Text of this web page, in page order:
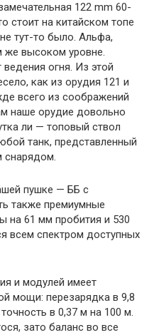
122 mm 60-
стоит на китайском топе
тут-то было. Альфа,
же высоком уровне.
огня. Из этой
как из орудия 121 и
всего из соображений
наше орудие довольно
ли — топовый ствол
танк, представленный
снарядом.
пушке — ББ с
также премиумные
на 61 мм пробития и 530
всем спектром доступных
и модулей имеет
мощи: перезарядка в 9,8
в 0,37 м на 100 м.
зато баланс во все